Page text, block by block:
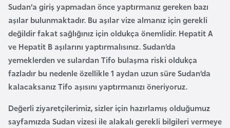
Sudan’a giriş yapmadan önce yaptırmanız gereken bazı
aşılar bulunmaktadır. Bu aşılar vize almanız için gerekli
değildir fakat sağlığınız için oldukça önemlidir. Hepatit A
ve Hepatit B aşılarını yaptırmalısınız. Sudan’da
yemeklerden ve sulardan Tifo bulaşma riski oldukça
fazladır bu nedenle özellikle 1 aydan uzun süre Sudan’da
kalacaksanız Tifo aşısını yaptırmanızı öneriyoruz.
Değerli ziyaretçilerimiz, sizler için hazırlamış olduğumuz
sayfamızda Sudan vizesi ile alakalı gerekli bilgileri vermeye
a
t
i
k
K
o
n
g
o